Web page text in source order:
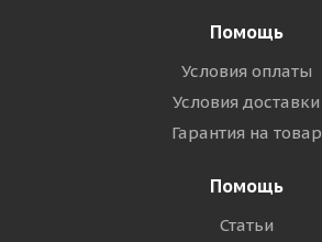
Помощь
Условия оплаты
Условия доставки
Гарантия на товар
Помощь
Статьи